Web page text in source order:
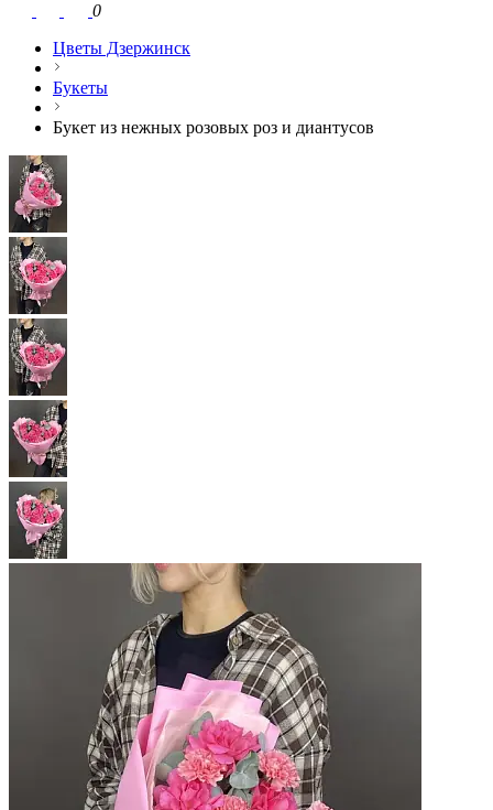
0
Цветы Дзержинск
Букеты
Букет из нежных розовых роз и диантусов